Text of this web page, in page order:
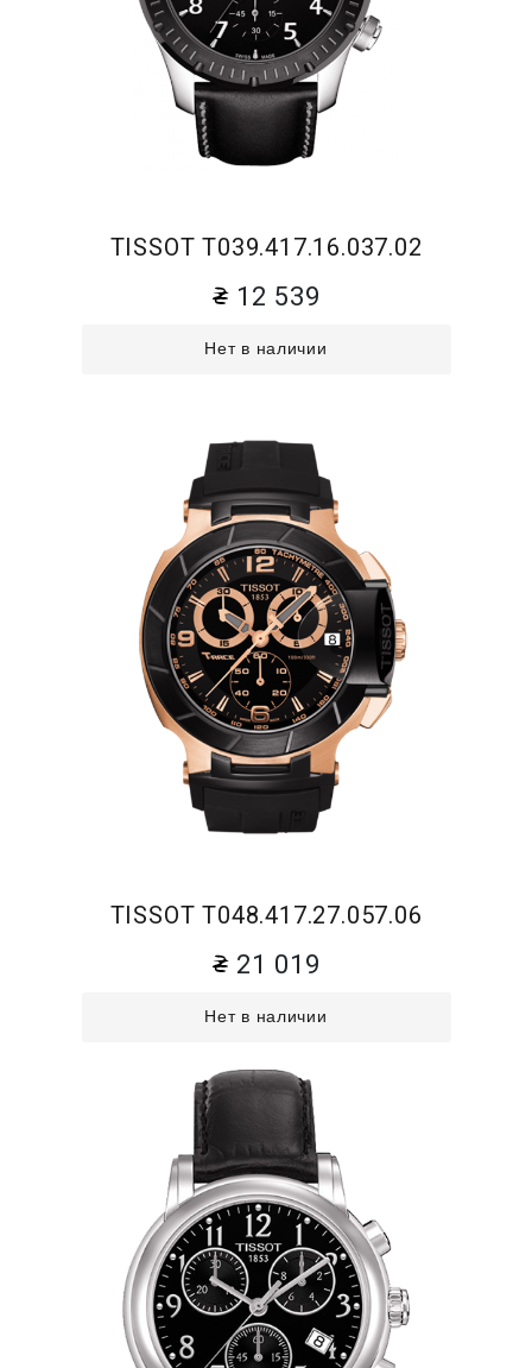
TISSOT T039.417.16.037.02
12 539
Нет в наличии
TISSOT T048.417.27.057.06
21 019
Нет в наличии